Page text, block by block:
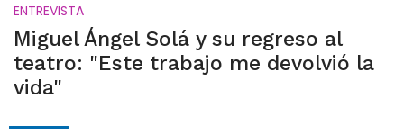
ENTREVISTA
Miguel Ángel Solá y su regreso al
teatro: "Este trabajo me devolvió la
vida"